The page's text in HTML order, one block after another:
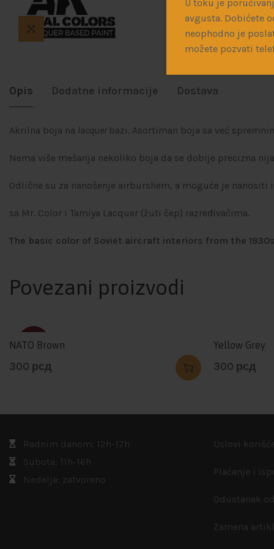
U toku je
avgusta. Dobićete
neophodno je
možete pozvati
Opis Dodatne informacije Dostava
Akrilna boja na lacquer bazi. Asortiman boja sa već
Nema više mešanja nekoliko boja da se dobije precizna
Odlične su za nanošenje airburshem, a moguće je
sa Mr. Color i Tamiya Lacquer (žuti čep) razređivačima.
The basic color of Soviet aircraft interiors from the
Povezani proizvodi
SOLD
NATO Brown
300 рсд
Yellow Grey
300 рсд
Radnim danom: 12h-17h
Subota: 11h-16h
Nedelja: zatvoreno
Uslovi
Plaćanje i
Odustanak
Zamena